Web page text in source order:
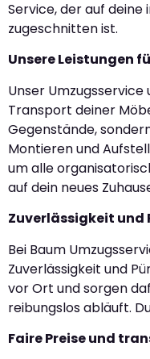
Service, der auf deine
zugeschnitten ist.
Unsere Leistungen
Unser
Transport deiner
Gegenstände,
Montieren und
um alle
auf dein neues
Zuverlässigkeit und
Bei Baum
Zuverlässigkeit und
vor Ort und sorgen
reibungslos abläuft.
Faire Preise und